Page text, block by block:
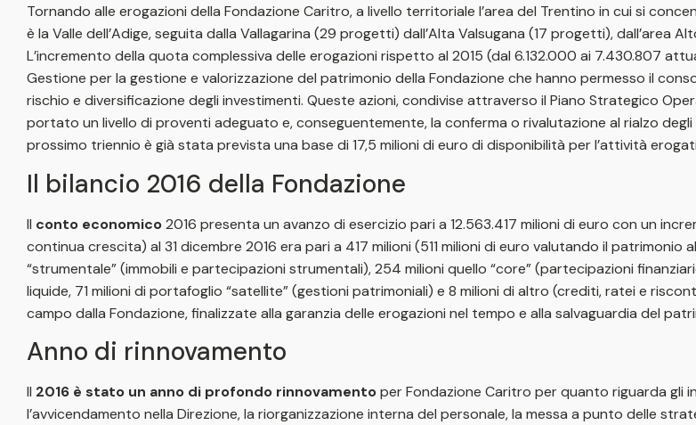
Tornando alle erogazioni della Fondazione Caritro, a livello territoriale l’area del Trentino in cui si
è la Valle dell’Adige, seguita dalla Vallagarina (29 progetti) dall’Alta Valsugana (17 progetti), dall’area
L’incremento della quota complessiva delle erogazioni rispetto al 2015 (dal 6.132.000 ai 7.430.807
Gestione per la gestione e valorizzazione del patrimonio della Fondazione che hanno permesso il
rischio e diversificazione degli investimenti. Queste azioni, condivise attraverso il Piano Strategico
portato un livello di proventi adeguato e, conseguentemente, la conferma o rivalutazione al rialzo
prossimo triennio è già stata prevista una base di 17,5 milioni di euro di disponibilità per l’attività
Il bilancio 2016 della Fondazione
Il conto economico2016 presenta un avanzo di esercizio pari a 12.563.417 milioni di euro con un
continua crescita) al 31 dicembre 2016 era pari a 417 milioni (511 milioni di euro valutando il patrimonio
“strumentale” (immobili e partecipazioni strumentali), 254 milioni quello “core” (partecipazioni
liquide, 71 milioni di portafoglio “satellite” (gestioni patrimoniali) e 8 milioni di altro (crediti, ratei e
campo dalla Fondazione, finalizzate alla garanzia delle erogazioni nel tempo e alla salvaguardia del
Anno di rinnovamento
Il 2016 è stato un anno di profondo rinnovamentoper Fondazione Caritro per quanto riguarda gli
l’avvicendamento nella Direzione, la riorganizzazione interna del personale, la messa a punto delle